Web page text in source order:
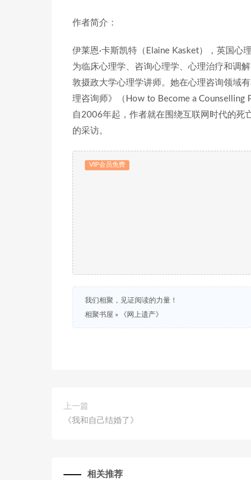
作者简介：
伊莱恩·卡斯凯特（Elaine Kasket），英国心
为临床心理学、咨询心理学、心理治疗和调
敦摄政大学心理学讲师。她在心理咨询领域
理咨询师》（How to Become a Counselling
自2006年起，作者就在围绕互联网时代的死
的采访。
VIP会员免费
我们相聚，见证阅读的力量！
相聚书屋 » 《网上遗产》
上一篇
《我和自己结婚了》
相关推荐